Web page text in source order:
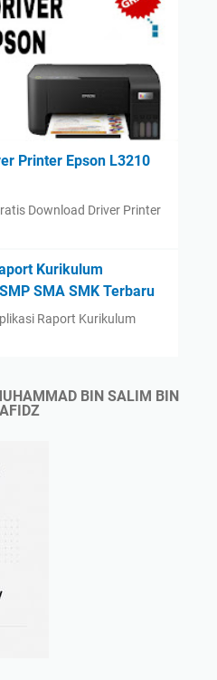
Printer Epson L3210
Download Driver Printer
Kurikulum
SMA SMK Terbaru
Raport Kurikulum
BIN SALIM BIN